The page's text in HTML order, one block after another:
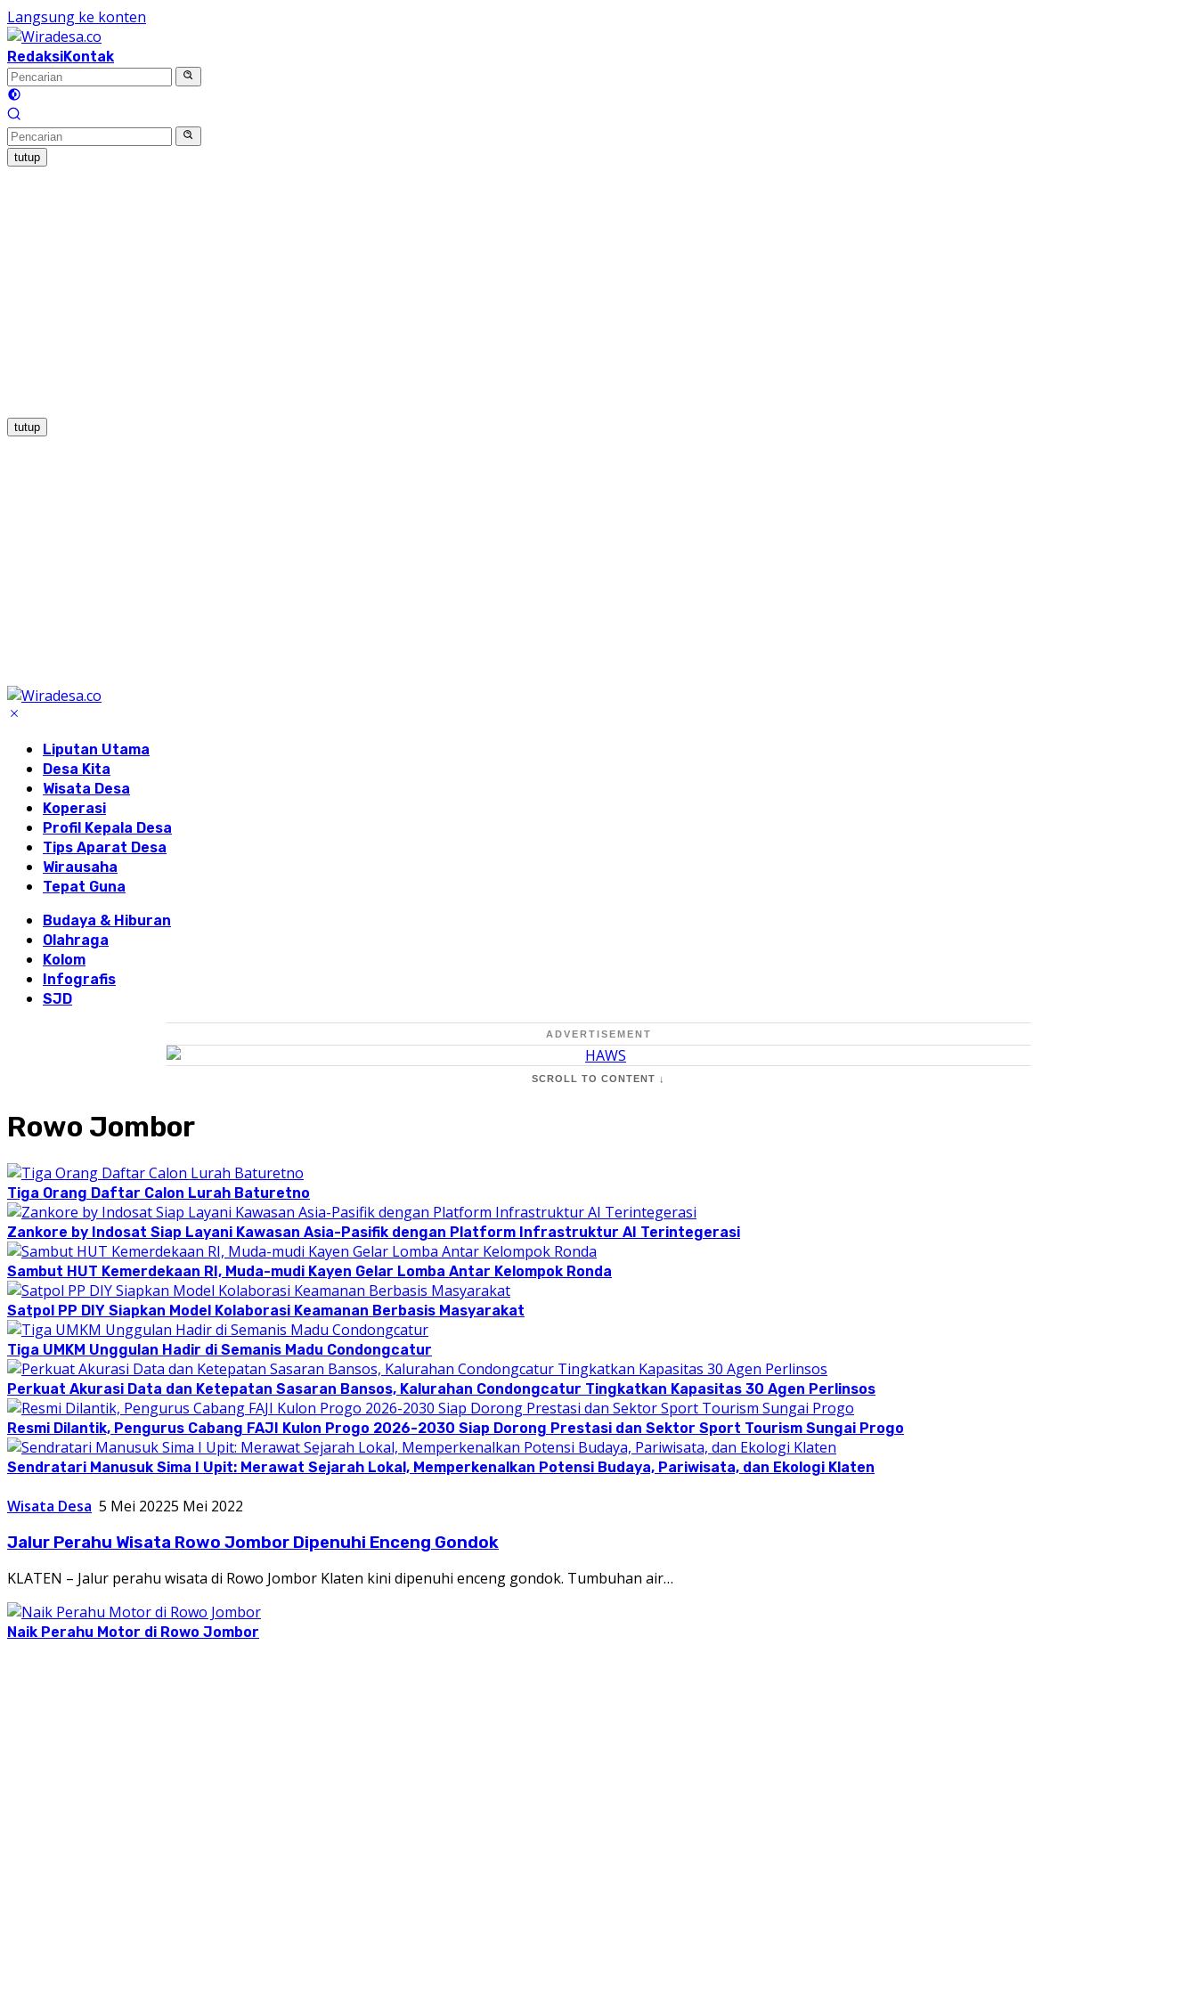
Langsung ke konten
RedaksiKontak
tutup
tutup
Liputan Utama
Desa Kita
Wisata Desa
Koperasi
Profil Kepala Desa
Tips Aparat Desa
Wirausaha
Tepat Guna
Budaya & Hiburan
Olahraga
Kolom
Infografis
SJD
ADVERTISEMENT
SCROLL TO CONTENT ↓
Rowo Jombor
Tiga Orang Daftar Calon Lurah Baturetno
Zankore by Indosat Siap Layani Kawasan Asia-Pasifik dengan Platform Infrastruktur AI Terintegerasi
Sambut HUT Kemerdekaan RI, Muda-mudi Kayen Gelar Lomba Antar Kelompok Ronda
Satpol PP DIY Siapkan Model Kolaborasi Keamanan Berbasis Masyarakat
Tiga UMKM Unggulan Hadir di Semanis Madu Condongcatur
Perkuat Akurasi Data dan Ketepatan Sasaran Bansos, Kalurahan Condongcatur Tingkatkan Kapasitas 30 Agen Perlinsos
Resmi Dilantik, Pengurus Cabang FAJI Kulon Progo 2026-2030 Siap Dorong Prestasi dan Sektor Sport Tourism Sungai Progo
Sendratari Manusuk Sima I Upit: Merawat Sejarah Lokal, Memperkenalkan Potensi Budaya, Pariwisata, dan Ekologi Klaten
Wisata Desa 5 Mei 20225 Mei 2022
Jalur Perahu Wisata Rowo Jombor Dipenuhi Enceng Gondok
KLATEN – Jalur perahu wisata di Rowo Jombor Klaten kini dipenuhi enceng gondok. Tumbuhan air…
Naik Perahu Motor di Rowo Jombor